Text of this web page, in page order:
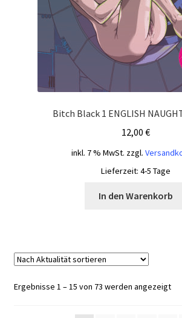
Bitch Black 1 ENGLISH
12,00 €
inkl. 7 % MwSt. zzgl.
Lieferzeit: 4-5 Tage
In den Warenkorb
Ergebnisse 1 – 15 von 73 werden angezeigtNach